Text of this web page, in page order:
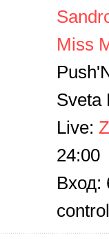
Miss
Sveta
Live:
24:00
Вход:
control